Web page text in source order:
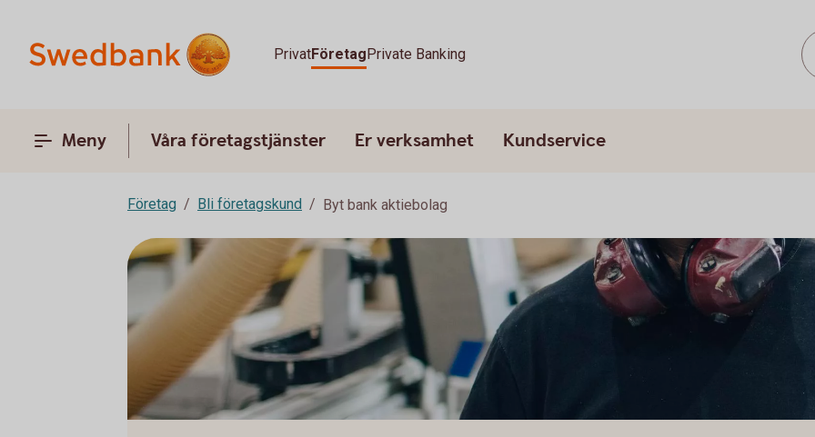
PrivatFöretagPrivate Banking
Meny Våra företagstjänster Er verksamhet Kundservice
Företag Bli företagskund Byt bank aktiebolag